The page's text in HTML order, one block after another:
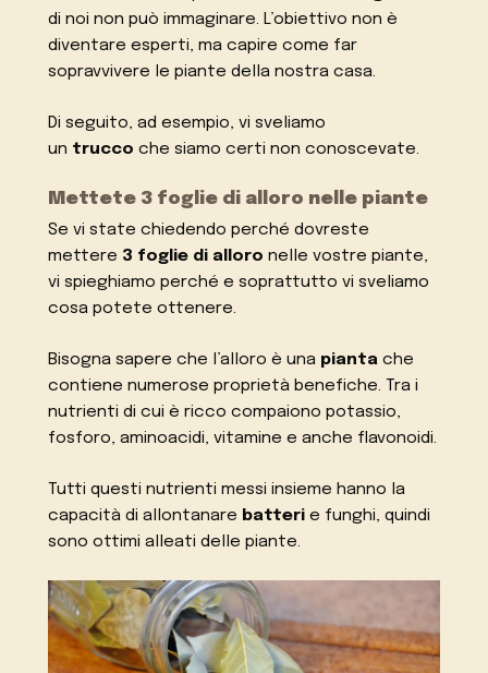
di noi non può immaginare. L’obiettivo non è
diventare esperti, ma capire come far
sopravvivere le piante della nostra casa.
Di seguito, ad esempio, vi sveliamo
un trucco che siamo certi non conoscevate.
Mettete 3 foglie di alloro nelle piante
Se vi state chiedendo perché dovreste
mettere 3 foglie di alloro nelle vostre piante,
vi spieghiamo perché e soprattutto vi sveliamo
cosa potete ottenere.
Bisogna sapere che l’alloro è una pianta che
contiene numerose proprietà benefiche. Tra i
nutrienti di cui è ricco compaiono potassio,
fosforo, aminoacidi, vitamine e anche flavonoidi.
Tutti questi nutrienti messi insieme hanno la
capacità di allontanare batteri e funghi, quindi
sono ottimi alleati delle piante.